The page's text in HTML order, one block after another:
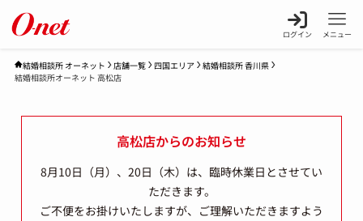
ログイン メニュー
結婚相談所 オーネット 店舗一覧 四国エリア
結婚相談所 香川県
結婚相談所オーネット 高松店
高松店からのお知らせ
8月10日（月）、20日（木）は、臨時休業日とさせてい
ただきます。
ご不便をお掛けいたしますが、ご理解いただきますよう